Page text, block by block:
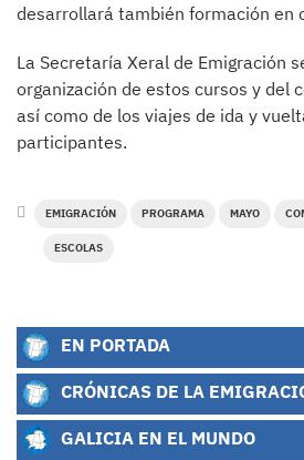
desarrollará también formación en
La Secretaría Xeral de Emigración
organización de estos cursos y del
así como de los viajes de ida y
participantes.
EMIGRACIÓN PROGRAMA MAYO
ESCOLAS
EN PORTADA
CRÓNICAS DE LA
GALICIA EN EL MUNDO